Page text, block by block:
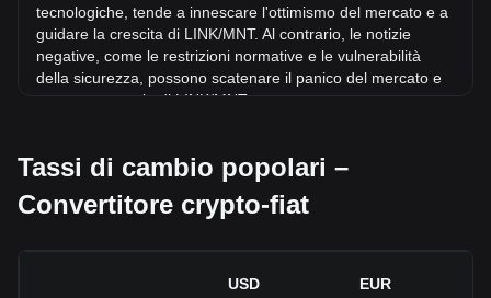
tecnologiche, tende a innescare l'ottimismo del mercato e a
guidare la crescita di LINK/MNT. Al contrario, le notizie
negative, come le restrizioni normative e le vulnerabilità
della sicurezza, possono scatenare il panico del mercato e
portare a un calo di LINK/MNT.
governative relative alle criptovalute hanno un impatto
diretto sulla loro accettazione, che a sua volta ne determina
il valore rispetto alle valute tradizionali come il dollaro
politiche normative vaghe o troppo severe possono
Tassi di cambio popolari –
Convertitore crypto-fiat
USD EUR